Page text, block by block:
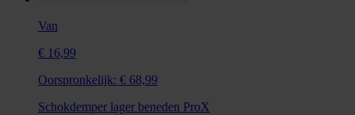
Van
€ 16,99
Oorspronkelijk: € 68,99
Schokdemper lager beneden ProX